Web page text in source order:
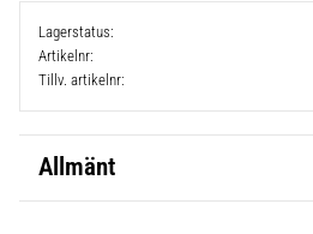
Lagerstatus
Artikelnr
Tillv. artikelnr
Allmänt